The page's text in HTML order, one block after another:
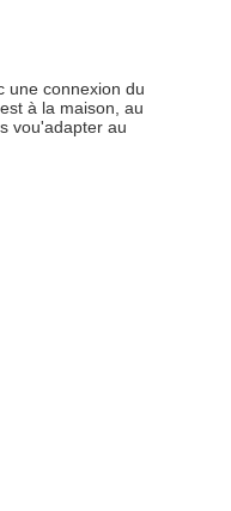
une connexion du
à la maison, au
vou'adapter au